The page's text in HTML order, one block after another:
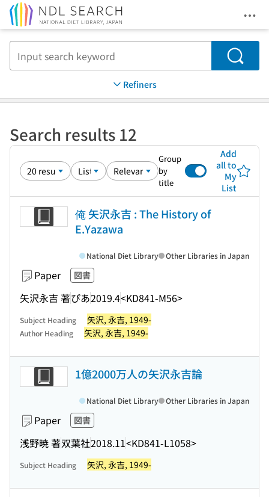
Search
Refiners
Search results 12
Group
by
title
Add
all to
My
List
俺 矢沢永吉 : The History of
E.Yazawa
Paper 図書
矢沢永吉 著ぴあ2019.4<KD841-M56>
National Diet Library Other Libraries in Japan
Subject Heading 矢沢, 永吉, 1949-
Author Heading 矢沢, 永吉, 1949-
1億2000万人の矢沢永吉論
Paper 図書
浅野暁 著双葉社2018.11<KD841-L1058>
National Diet Library Other Libraries in Japan
Subject Heading 矢沢, 永吉, 1949-